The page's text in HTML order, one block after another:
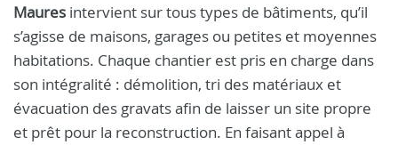
Maures intervient sur tous types de bâtiments, qu’il
s’agisse de maisons, garages ou petites et moyennes
habitations. Chaque chantier est pris en charge dans
son intégralité : démolition, tri des matériaux et
évacuation des gravats afin de laisser un site propre
et prêt pour la reconstruction. En faisant appel à